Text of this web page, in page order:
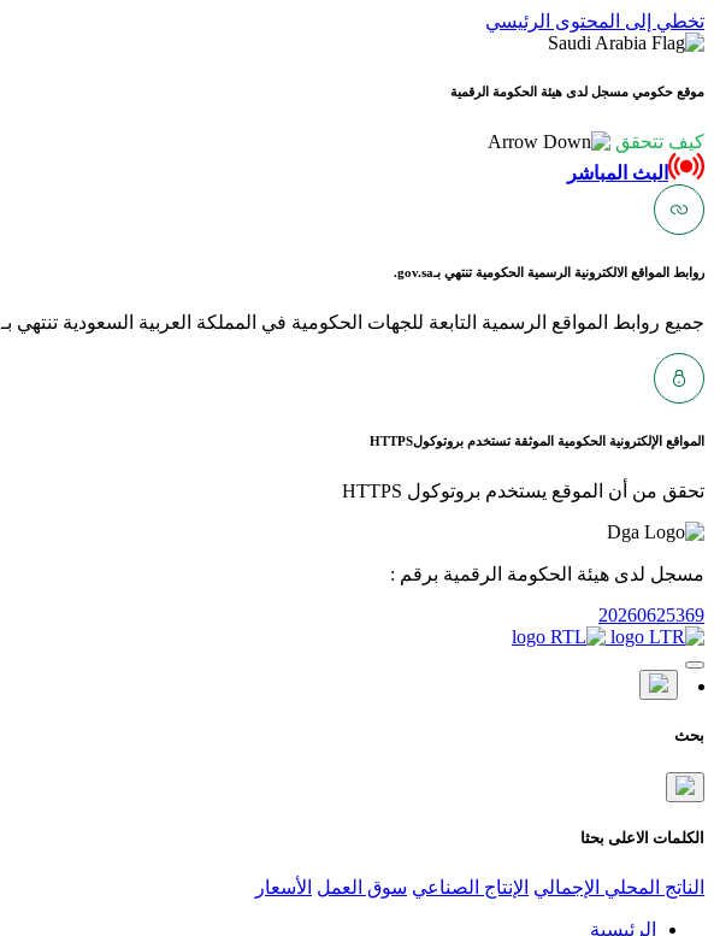
تخطي إلى المحتوى الرئيسي
موقع حكومي مسجل لدى هيئة الحكومة الرقمية
كيف تتحقق
البث المباشر
روابط المواقع الالكترونية الرسمية الحكومية تنتهي بـgov.sa.
جميع روابط المواقع الرسمية التابعة للجهات الحكومية في المملكة العربية السعودية تنتهي بـ gov.sa
المواقع الإلكترونية الحكومية الموثقة تستخدم بروتوكولHTTPS
تحقق من أن الموقع يستخدم بروتوكول HTTPS
مسجل لدى هيئة الحكومة الرقمية برقم :
20260625369
بحث
الكلمات الاعلى بحثا
الناتج المحلي الإجمالي الإنتاج الصناعي سوق العمل الأسعار
الرئيسية